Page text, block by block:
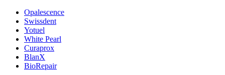
Opalescence
Swissdent
Yotuel
White Pearl
Curaprox
BlanX
BioRepair